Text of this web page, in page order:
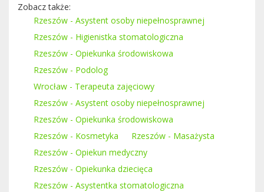
Zobacz także:
Rzeszów - Asystent osoby niepełnosprawnej
Rzeszów - Higienistka stomatologiczna
Rzeszów - Opiekunka środowiskowa
Rzeszów - Podolog
Wrocław - Terapeuta zajęciowy
Rzeszów - Asystent osoby niepełnosprawnej
Rzeszów - Opiekunka środowiskowa
Rzeszów - Kosmetyka
Rzeszów - Masażysta
Rzeszów - Opiekun medyczny
Rzeszów - Opiekunka dziecięca
Rzeszów - Asystentka stomatologiczna